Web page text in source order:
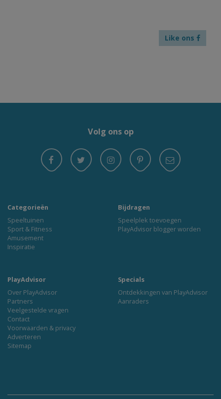
Like ons
Volg ons op
Categorieën
Speeltuinen
Sport & Fitness
Amusement
Inspiratie
Bijdragen
Speelplek toevoegen
PlayAdvisor blogger worden
PlayAdvisor
Over PlayAdvisor
Partners
Veelgestelde vragen
Contact
Voorwaarden & privacy
Adverteren
Sitemap
Specials
Ontdekkingen van PlayAdvisor
Aanraders